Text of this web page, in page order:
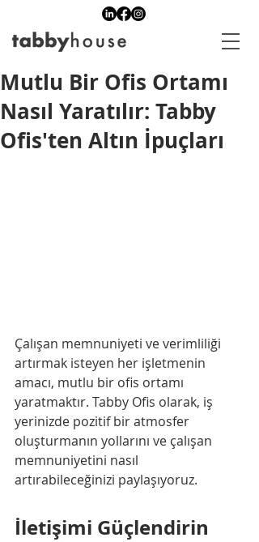
Mutlu Bir Ofis Ortamı
Nasıl Yaratılır: Tabby
Ofis'ten Altın İpuçları
Çalışan memnuniyeti ve verimliliği
artırmak isteyen her işletmenin
amacı, mutlu bir ofis ortamı
yaratmaktır. Tabby Ofis olarak, iş
yerinizde pozitif bir atmosfer
oluşturmanın yollarını ve çalışan
memnuniyetini nasıl
artırabileceğinizi paylaşıyoruz.
İletişimi Güçlendirin